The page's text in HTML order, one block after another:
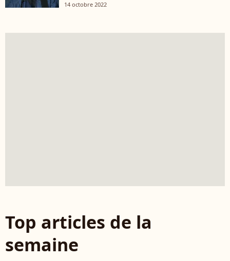
14 octobre 2022
Top articles de la
semaine